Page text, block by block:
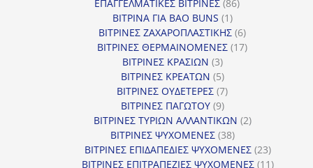
ΕΠΑΓΓΕΛΜΑΤΙΚΕΣ ΒΙΤΡΙΝΕΣ 86
ΒΙΤΡΙΝΑ ΓΙΑ BAO BUNS 11
προϊόν
ΒΙΤΡΙΝΕΣ ΖΑΧΑΡΟΠΛΑΣΤΙΚΗΣ 66
προϊόντα
ΒΙΤΡΙΝΕΣ ΘΕΡΜΑΙΝΟΜΕΝΕΣ 1717
ΒΙΤΡΙΝΕΣ ΚΡΑΣΙΩΝ 33
προϊόντα
ΒΙΤΡΙΝΕΣ ΚΡΕΑΤΩΝ 55
προϊόντα
ΒΙΤΡΙΝΕΣ ΟΥΔΕΤΕΡΕΣ 77
ΒΙΤΡΙΝΕΣ ΠΑΓΩΤΟΥ 99
προϊόντα
ΒΙΤΡΙΝΕΣ ΤΥΡΙΩΝ ΑΛΛΑΝΤΙΚΩΝ 22
ΒΙΤΡΙΝΕΣ ΨΥΧΟΜΕΝΕΣ 3838
προϊόντα
ΒΙΤΡΙΝΕΣ ΕΠΙΔΑΠΕΔΙΕΣ ΨΥΧΟΜΕΝΕΣ 2323
προϊόντα
ΒΙΤΡΙΝΕΣ ΕΠΙΤΡΑΠΕΖΙΕΣ ΨΥΧΟΜΕΝΕΣ 1111